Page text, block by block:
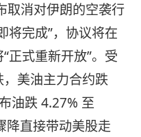
取消对伊朗的空袭行
将完成”，协议将在
正式重新开放”。受
美油主力合约跌
油跌 4.27% 至
降直接带动美股走